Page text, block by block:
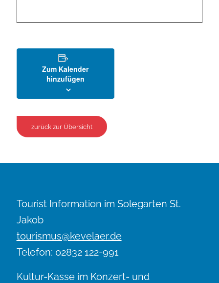
Zum Kalender
hinzufügen
zurück zur Übersicht
Tourist Information im Solegarten St.
Jakob
tourismus@kevelaer.de
Telefon: 02832 122-991
Kultur-Kasse im Konzert- und